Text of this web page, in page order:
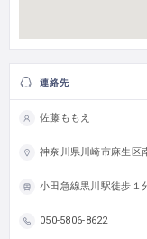
連絡先
佐藤ももえ
神奈川県川崎市麻生
小田急線黒川駅徒歩１
050-5806-8622